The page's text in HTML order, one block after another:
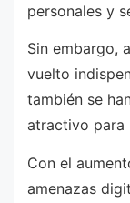
personales y
Sin embargo,
vuelto
también se
atractivo para
Con el
amenazas